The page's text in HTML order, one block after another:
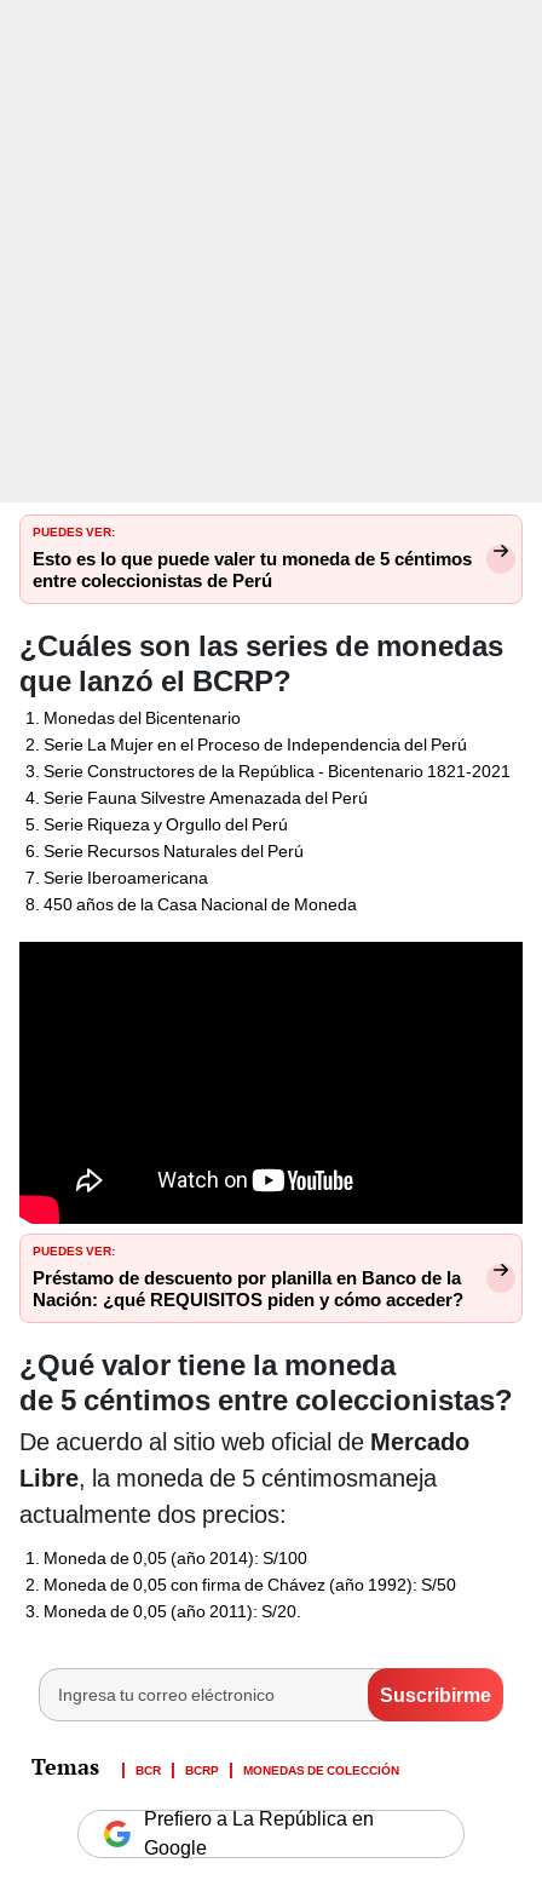
PUEDES VER:
Esto es lo que puede valer tu moneda de 5 céntimos
entre coleccionistas de Perú
¿Cuáles son las series de monedas
que lanzó el BCRP?
Monedas del Bicentenario
Serie La Mujer en el Proceso de Independencia del Perú
Serie Constructores de la República - Bicentenario 1821-2021
Serie Fauna Silvestre Amenazada del Perú
Serie Riqueza y Orgullo del Perú
Serie Recursos Naturales del Perú
Serie Iberoamericana
450 años de la Casa Nacional de Moneda
PUEDES VER:
Préstamo de descuento por planilla en Banco de la
Nación: ¿qué REQUISITOS piden y cómo acceder?
¿Qué valor tiene la moneda
de 5 céntimos entre coleccionistas?
De acuerdo al sitio web oficial de Mercado
Libre, la moneda de 5 céntimosmaneja
actualmente dos precios:
Moneda de 0,05 (año 2014): S/100
Moneda de 0,05 con firma de Chávez (año 1992): S/50
Moneda de 0,05 (año 2011): S/20.
BCR BCRP MONEDAS DE COLECCIÓN
Prefiero a La República en
Google